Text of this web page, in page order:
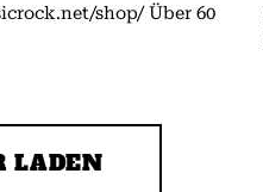
shop/ Über 60
LADEN